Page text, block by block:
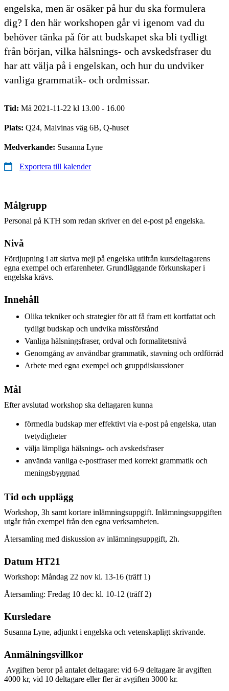
engelska, men är osäker på hur du ska formulera
dig? I den här workshopen går vi igenom vad du
behöver tänka på för att budskapet ska bli tydligt
från början, vilka hälsnings- och avskedsfraser du
har att välja på i engelskan, och hur du undviker
vanliga grammatik- och ordmissar.
Tid: Må 2021-11-22 kl 13.00 - 16.00
Plats: Q24, Malvinas väg 6B, Q-huset
Medverkande: Susanna Lyne
Exportera till kalender
Målgrupp
Personal på KTH som redan skriver en del e-post på engelska.
Nivå
Fördjupning i att skriva mejl på engelska utifrån kursdeltagarens
egna exempel och erfarenheter. Grundläggande förkunskaper i
engelska krävs.
Innehåll
Olika tekniker och strategier för att få fram ett kortfattat och
tydligt budskap och undvika missförstånd
Vanliga hälsningsfraser, ordval och formalitetsnivå
Genomgång av användbar grammatik, stavning och ordförråd
Arbete med egna exempel och gruppdiskussioner
Mål
Efter avslutad workshop ska deltagaren kunna
förmedla budskap mer effektivt via e-post på engelska, utan
tvetydigheter
välja lämpliga hälsnings- och avskedsfraser
använda vanliga e-postfraser med korrekt grammatik och
meningsbyggnad
Tid och upplägg
Workshop, 3h samt kortare inlämningsuppgift. Inlämningsuppgiften
utgår från exempel från den egna verksamheten.
Återsamling med diskussion av inlämningsuppgift, 2h.
Datum HT21
Workshop: Måndag 22 nov kl. 13-16 (träff 1)
Återsamling: Fredag 10 dec kl. 10-12 (träff 2)
Kursledare
Susanna Lyne, adjunkt i engelska och vetenskapligt skrivande.
Anmälningsvillkor
Avgiften beror på antalet deltagare: vid 6-9 deltagare är avgiften
4000 kr, vid 10 deltagare eller fler är avgiften 3000 kr.